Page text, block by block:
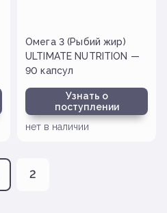
Омега 3 (Рыбий жир)
ULTIMATE NUTRITION —
90 капсул
Узнать о
поступлении
нет в наличии
2